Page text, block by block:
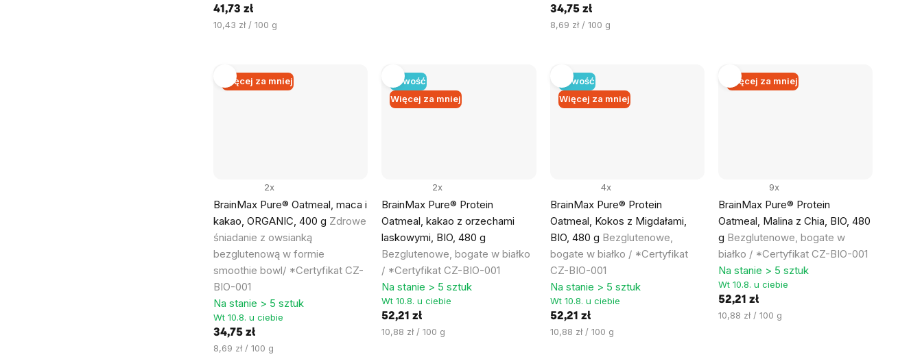
41,73 zł
Cena
10,43 zł / 100 g
34,75 zł
Cena
8,69 zł / 100 g
Więcej za mniej
BrainMax Pure® Oatmeal, maca i
kakao, ORGANIC, 400 g Zdrowe
śniadanie z owsianką
bezglutenową w formie
smoothie bowl/ *Certyfikat CZ-
BIO-001
2x
Na stanie > 5 sztuk
Wt 10.8. u ciebie
34,75 zł
Cena
8,69 zł / 100 g
Nowość
Więcej za mniej
BrainMax Pure® Protein
Oatmeal, kakao z orzechami
laskowymi, BIO, 480 g
Bezglutenowe, bogate w białko
/ *Certyfikat CZ-BIO-001
2x
Na stanie > 5 sztuk
Wt 10.8. u ciebie
52,21 zł
Cena
10,88 zł / 100 g
Nowość
Więcej za mniej
BrainMax Pure® Protein
Oatmeal, Kokos z Migdałami,
BIO, 480 g Bezglutenowe,
bogate w białko / *Certyfikat
CZ-BIO-001
4x
Na stanie > 5 sztuk
Wt 10.8. u ciebie
52,21 zł
Cena
10,88 zł / 100 g
Więcej za mniej
BrainMax Pure® Protein
Oatmeal, Malina z Chia, BIO, 480
g Bezglutenowe, bogate w
białko / *Certyfikat CZ-BIO-001
9x
Na stanie > 5 sztuk
Wt 10.8. u ciebie
52,21 zł
Cena
10,88 zł / 100 g